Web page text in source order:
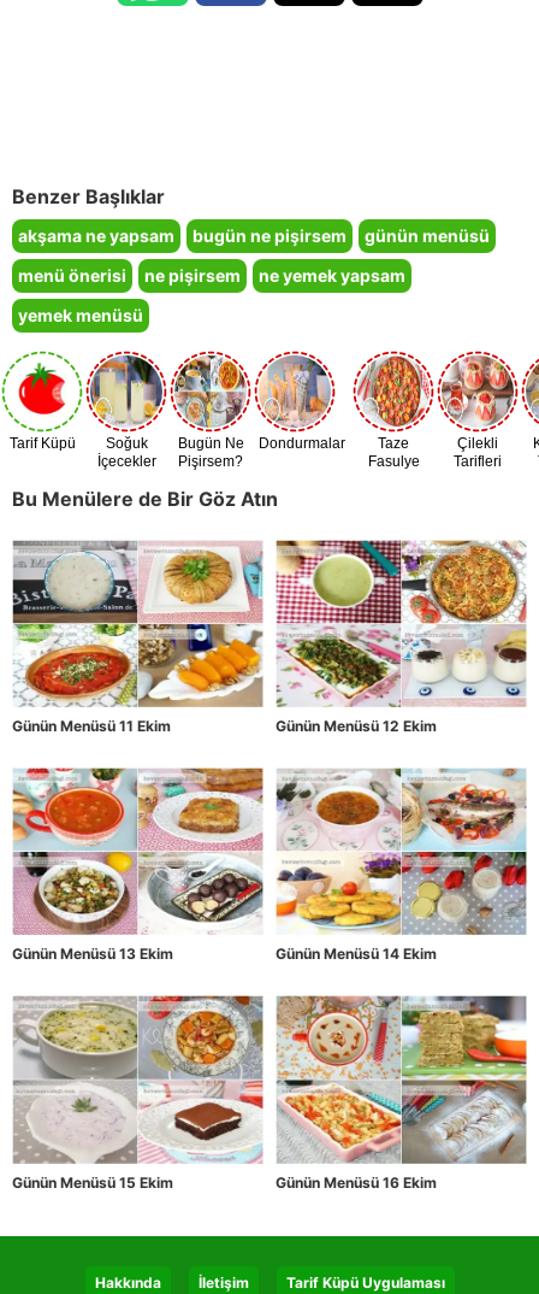
Benzer Başlıklar
akşama ne yapsam bugün ne pişirsem
günün menüsü
menü önerisi
ne pişirsem
ne yemek yapsam
yemek menüsü
Tarif Küpü
Soğuk
İçecekler
Bugün Ne
Pişirsem?
Dondurmalar
Taze
Fasulye
Çilekli
Tarifleri
Bu Menülere de Bir Göz Atın
Günün Menüsü 11 Ekim Günün Menüsü 12 Ekim
Günün Menüsü 13 Ekim Günün Menüsü 14 Ekim
Günün Menüsü 15 Ekim Günün Menüsü 16 Ekim
Hakkında İletişim Tarif Küpü Uygulaması